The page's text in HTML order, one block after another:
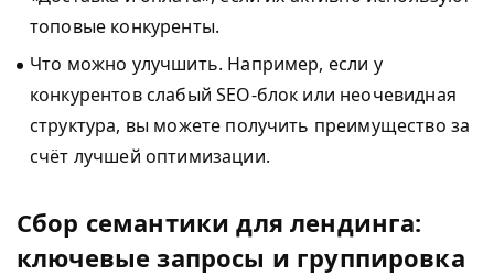
топовые конкуренты.
Что можно улучшить. Например, если у
конкурентов слабый SEO-блок или неочевидная
структура, вы можете получить преимущество за
счёт лучшей оптимизации.
Сбор семантики для лендинга:
ключевые запросы и группировка